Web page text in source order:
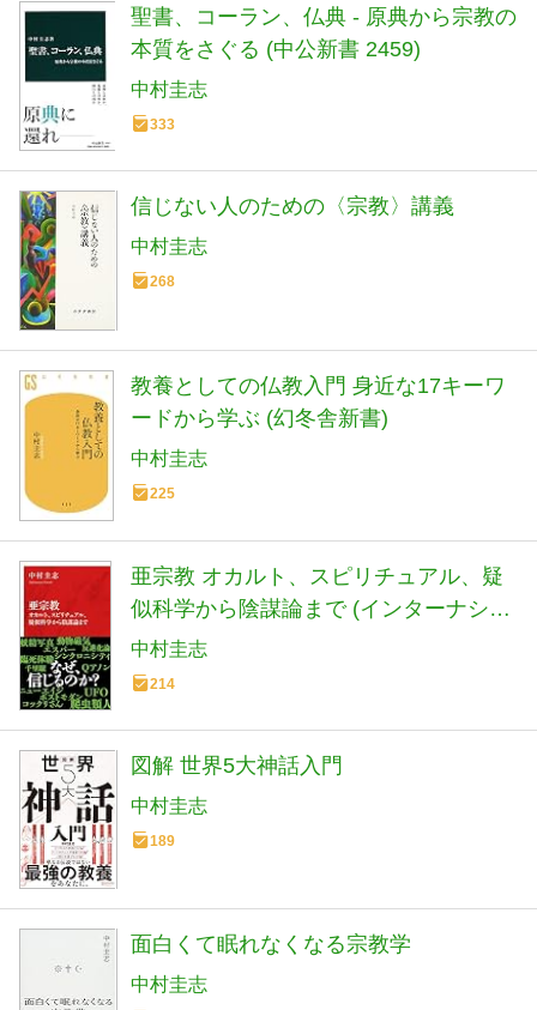
聖書、コーラン、仏典 - 原典から宗教の
本質をさぐる (中公新書 2459)
中村圭志
333
信じない人のための〈宗教〉講義
中村圭志
268
教養としての仏教入門 身近な17キーワ
ードから学ぶ (幻冬舎新書)
中村圭志
225
亜宗教 オカルト、スピリチュアル、疑
似科学から陰謀論まで (インターナショ
ナル新書)
中村圭志
214
図解 世界5大神話入門
中村圭志
189
面白くて眠れなくなる宗教学
中村圭志